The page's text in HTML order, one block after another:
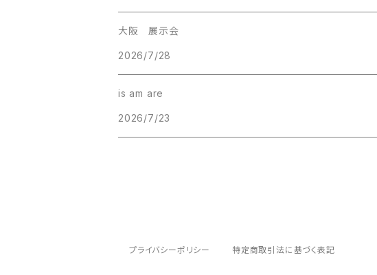
大阪 展示会
2026/7/28
is am are
2026/7/23
プライバシーポリシー 特定商取引法に基づく表記